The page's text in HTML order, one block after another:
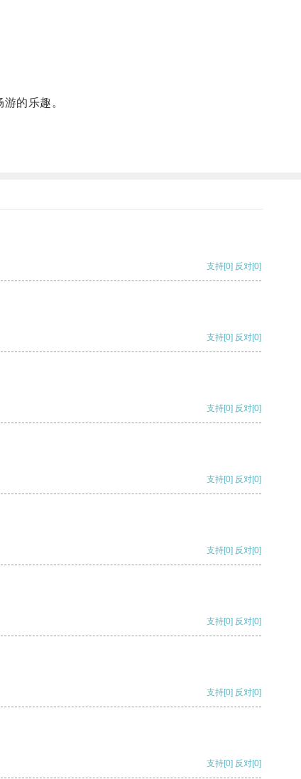
的乐趣。
支持[0] 反对[0]
支持[0] 反对[0]
支持[0] 反对[0]
支持[0] 反对[0]
支持[0] 反对[0]
支持[0] 反对[0]
支持[0] 反对[0]
支持[0] 反对[0]